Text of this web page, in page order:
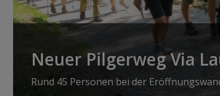
Neuer Pilgerweg Via
Rund 45 Personen bei der